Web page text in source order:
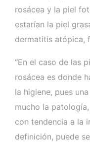
rosácea y la piel
estarían la piel
dermatitis atópica,
“En el caso de las
rosácea es donde
la higiene, pues
mucho la
con tendencia a la
definición, puede